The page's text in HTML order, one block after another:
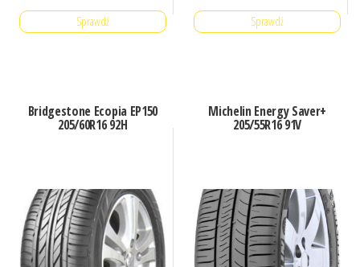
Sprawdź Sprawdź
Bridgestone Ecopia EP150
205/60R16 92H
Michelin Energy Saver+
205/55R16 91V